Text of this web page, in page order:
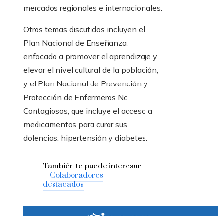
mercados regionales e internacionales.
Otros temas discutidos incluyen el
Plan Nacional de Enseñanza,
enfocado a promover el aprendizaje y
elevar el nivel cultural de la población,
y el Plan Nacional de Prevención y
Protección de Enfermeros No
Contagiosos, que incluye el acceso a
medicamentos para curar sus
dolencias. hipertensión y diabetes.
También te puede interesar
– Colaboradores
destacados